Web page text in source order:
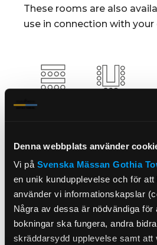
Denna webbplats använder
Vi på Svenska Mässan Gothia
en unik kundupplevelse och för
använder vi informationskapslar
Några av dessa är nödvändiga för
bokningar ska fungera, andra
skräddarsydd upplevelse samt
These rooms are also
use in connection with your
2.7m